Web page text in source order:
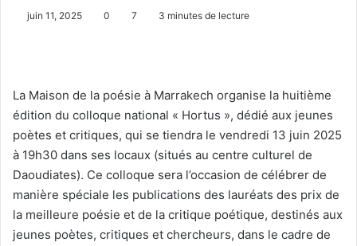
juin 11, 2025 0 7 3 minutes de lecture
La Maison de la poésie à Marrakech organise la huitième
édition du colloque national « Hortus », dédié aux jeunes
poètes et critiques, qui se tiendra le vendredi 13 juin 2025
à 19h30 dans ses locaux (situés au centre culturel de
Daoudiates). Ce colloque sera l’occasion de célébrer de
manière spéciale les publications des lauréats des prix de
la meilleure poésie et de la critique poétique, destinés aux
jeunes poètes, critiques et chercheurs, dans le cadre de